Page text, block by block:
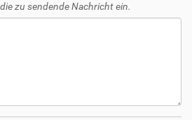
zu sendende Nachricht ein.